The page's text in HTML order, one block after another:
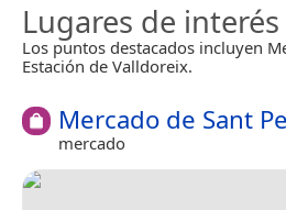
Lugares de interés
Los puntos destacados incluyen
Estación de Valldoreix.
Mercado de Sant
mercado